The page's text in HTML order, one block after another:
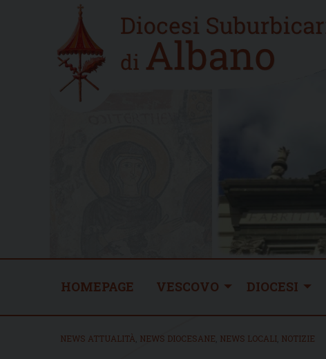
Home
new
HOMEPAGE VESCOVO DIOCESI
NEWS ATTUALITÀ NEWS DIOCESANE NEWS LOCALI NOTIZIE